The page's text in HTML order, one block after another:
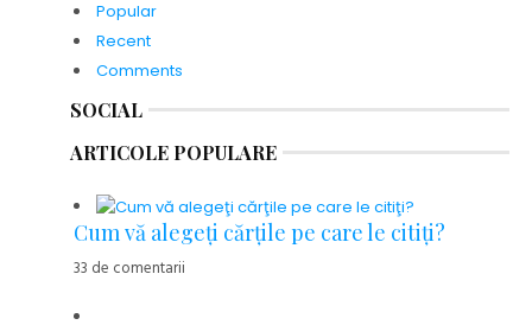
Popular
Recent
Comments
SOCIAL
ARTICOLE POPULARE
Cum vă alegeţi cărţile pe care le citiţi?
33 de comentarii